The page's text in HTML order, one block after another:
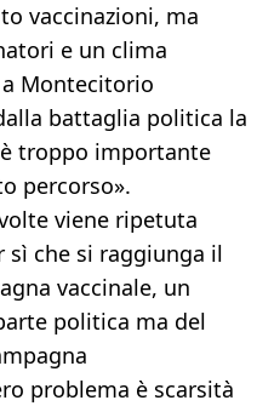
vaccinazioni, ma
e un clima
Montecitorio
battaglia politica la
troppo importante
percorso».
viene ripetuta
sì che si raggiunga il
vaccinale, un
politica ma del
problema è scarsità